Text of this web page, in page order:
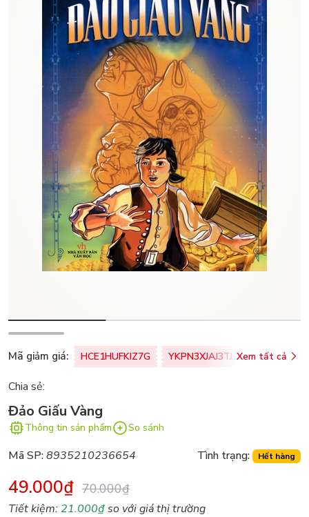
Mã giảm giá: HCE1HUFKIZ7G YKPN3XJAJ3TJ Xem tất cả
Chia sẻ:
Đảo Giấu Vàng
Thông tin sản phẩm So sánh
Mã SP:8935210236654 Tình trạng: Hết hàng
49.000₫ 70.000₫
Tiết kiệm: 21.000₫so với giá thị trường